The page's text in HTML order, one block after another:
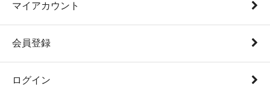
マイアカウント
会員登録
ログイン